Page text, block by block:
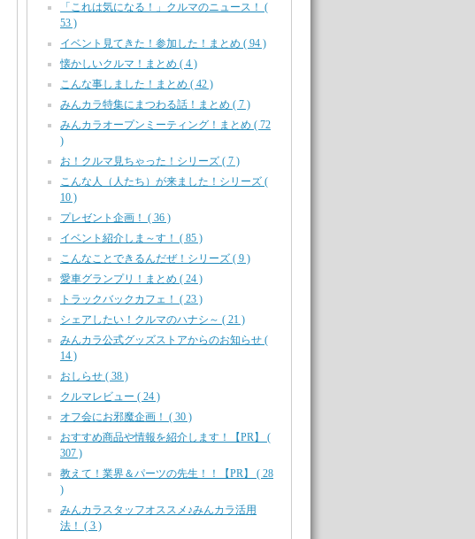
「これは気になる！」クルマのニュース！ (
53 )
イベント見てきた！参加した！まとめ ( 94 )
懐かしいクルマ！まとめ ( 4 )
こんな事しました！まとめ ( 42 )
みんカラ特集にまつわる話！まとめ ( 7 )
みんカラオープンミーティング！まとめ ( 72
)
お！クルマ見ちゃった！シリーズ ( 7 )
こんな人（人たち）が来ました！シリーズ (
10 )
プレゼント企画！ ( 36 )
イベント紹介しま～す！ ( 85 )
こんなことできるんだぜ！シリーズ ( 9 )
愛車グランプリ！まとめ ( 24 )
トラックバックカフェ！ ( 23 )
シェアしたい！クルマのハナシ～ ( 21 )
みんカラ公式グッズストアからのお知らせ (
14 )
おしらせ ( 38 )
クルマレビュー ( 24 )
オフ会にお邪魔企画！ ( 30 )
おすすめ商品や情報を紹介します！【PR】 (
307 )
教えて！業界＆パーツの先生！！【PR】 ( 28
)
みんカラスタッフオススメ♪みんカラ活用
法！ ( 3 )